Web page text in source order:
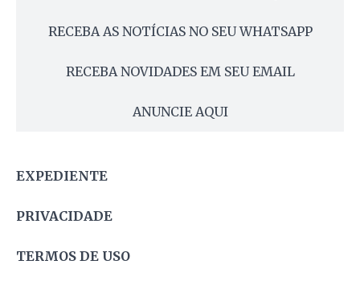
RECEBA AS NOTÍCIAS NO SEU WHATSAPP
RECEBA NOVIDADES EM SEU EMAIL
ANUNCIE AQUI
EXPEDIENTE
PRIVACIDADE
TERMOS DE USO